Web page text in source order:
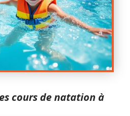
cours de natation à